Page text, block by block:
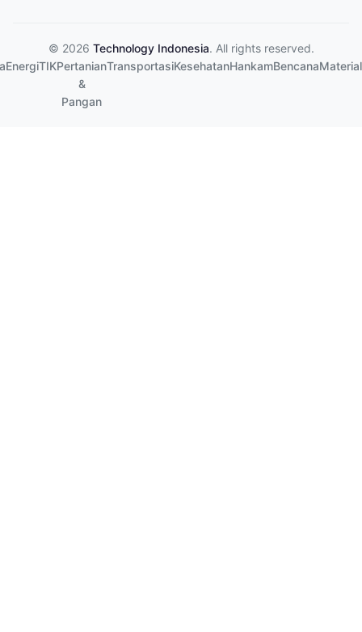
© 2026 Technology Indonesia. All rights reserved.
EnergiTIKPertanian
&
Pangan
TransportasiKesehatanHankamBencanaMaterial